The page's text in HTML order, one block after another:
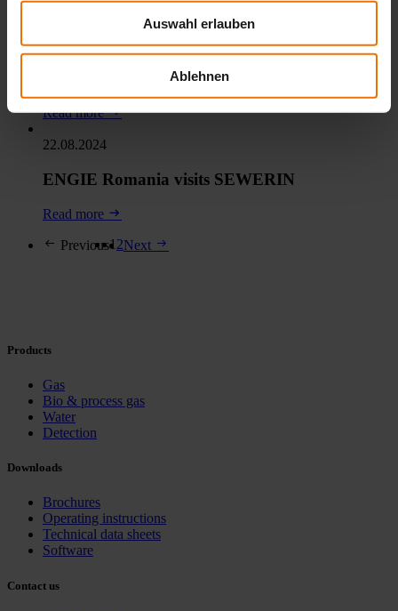
Auswahl erlauben
Ablehnen
Finding leaks for installers and service
Read more
22.08.2024
ENGIE Romania visits SEWERIN
Read more
Previous1 2Next
Products
Gas
Bio & process gas
Water
Detection
Downloads
Brochures
Operating instructions
Technical data sheets
Software
Contact us